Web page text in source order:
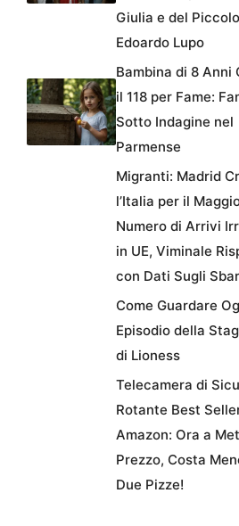
Giulia e del Piccolo
Edoardo Lupo
Bambina di 8 Anni
il 118 per Fame:
Sotto Indagine nel
Parmense
Migranti: Madrid
l’Italia per il
Numero di Arrivi
in UE, Viminale
con Dati Sugli
Come Guardare
Episodio della
di Lioness
Telecamera di
Rotante Best
Amazon: Ora a
Prezzo, Costa
Due Pizze!